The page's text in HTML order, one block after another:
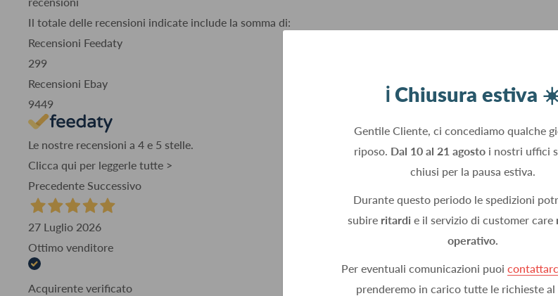
ℹ️ Chiusura estiva
Gentile Cliente, ci concediamo qualche
riposo. Dal 10 al 21 agostoi nostri uffici
chiusi per la pausa estiva.
Durante questo periodo le spedizioni
subire ritardi e il servizio di customer care
operativo.
Per eventuali comunicazioni puoi
prenderemo in carico tutte le richieste
Il totale delle recensioni indicate include la somma di:
Recensioni Feedaty
299
Recensioni Ebay
9449
Le nostre recensioni a 4 e 5 stelle.
Clicca qui per leggerle tutte >
Precedente Successivo
27 Luglio 2026
Ottimo venditore
Acquirente verificato